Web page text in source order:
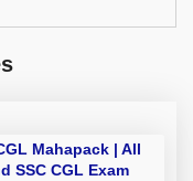
Mahapack | All
SSC CGL Exam